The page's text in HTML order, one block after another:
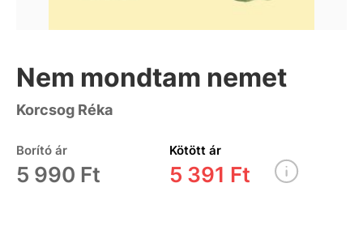
Nem mondtam nemet
Korcsog Réka
Borító ár
5 990 Ft
Kötött ár
5 391 Ft